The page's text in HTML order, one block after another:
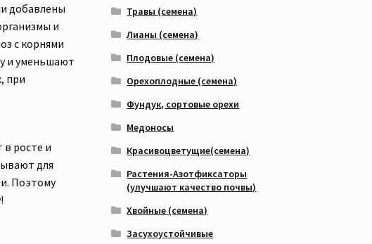
добавлены
и
с корнями
и уменьшают
при
росте и
для
Поэтому
Травы (семена)
Лианы (семена)
Плодовые (семена)
Орехоплодные (семена)
Фундук, сортовые орехи
Медоносы
Красивоцветущие(семена)
Растения-Азотфиксаторы
(улучшают качество почвы)
Хвойные (семена)
Засухоустойчивые